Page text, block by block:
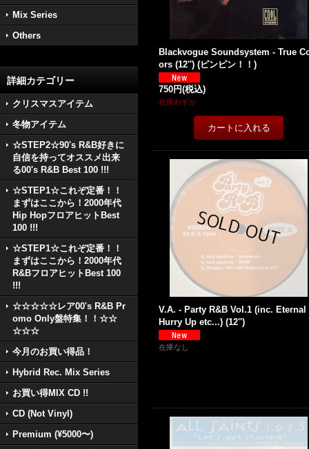
Mix Series
Others
詳細カテゴリー
クリスマスアイテム
冬物アイテム
☆STEP2☆90's R&B好きに
自信を持ってオススメ出来
る00's R&B Best 100 !!!
☆STEP1☆これぞ定番！！
まずはここから！2000年代
Hip HopフロアヒットBest
100 !!!
☆STEP1☆これぞ定番！！
まずはここから！2000年代
R&BフロアヒットBest 100
!!!
☆☆☆☆☆レア00's R&B Pr
omo Only盤特集！！☆☆
☆☆☆
今月のお買い得品！
Hybrid Rec. Mix Series
お買い得MIX CD !!
CD (Not Vinyl)
Premium (¥5000〜)
Blackvogue Soundsystem - True
ors (12'') (ピンピン！！)
750円(税込)
在庫わずか
V.A. - Party R&B Vol.1 (inc. Eternal
Hurry Up etc...) (12'')
在庫なし